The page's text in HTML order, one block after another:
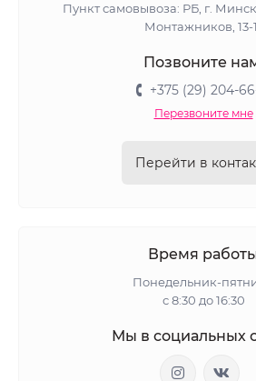
Пункт самовывоза: РБ, г.
Монтажников, 13-
Позвоните
+375 (29) 204-
Перезвоните мне
Перейти в
Время
Понедельник-
с 8:30 до 16:30
Мы в социальных